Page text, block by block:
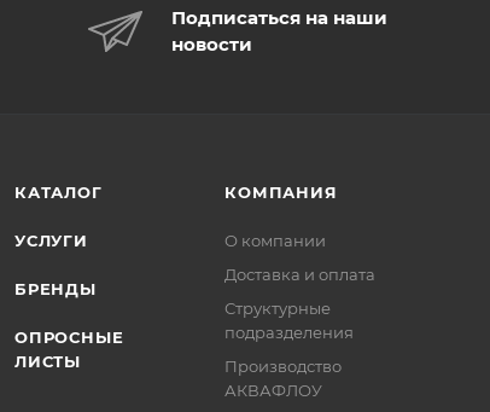
Подписаться на наши
новости
КАТАЛОГ
УСЛУГИ
БРЕНДЫ
ОПРОСНЫЕ
ЛИСТЫ
КОМПАНИЯ
О компании
Доставка и оплата
Структурные
подразделения
Производство
АКВАФЛОУ